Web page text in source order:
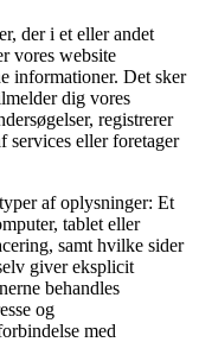
der i et eller andet
vores website
informationer. Det sker
dig vores
registrerer
services eller foretager
af oplysninger: Et
tablet eller
samt hvilke sider
giver eksplicit
behandles
og
med